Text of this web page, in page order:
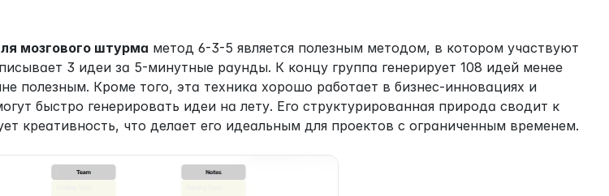
мозгового штурма метод 6-3-5 является полезным методом, в котором участвуют
3 идеи за 5-минутные раунды. К концу группа генерирует 108 идей менее
полезным. Кроме того, эта техника хорошо работает в бизнес-инновациях и
быстро генерировать идеи на лету. Его структурированная природа сводит к
креативность, что делает его идеальным для проектов с ограниченным временем.